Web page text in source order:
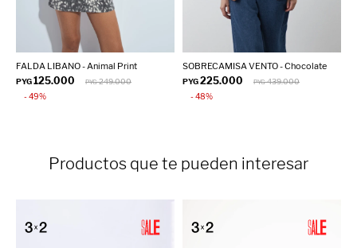
FALDA LIBANO - Animal Print
PYG125.000 PYG 249.000
49
SOBRECAMISA VENTO - Chocolate
PYG225.000 PYG 439.000
48
Productos que te pueden interesar